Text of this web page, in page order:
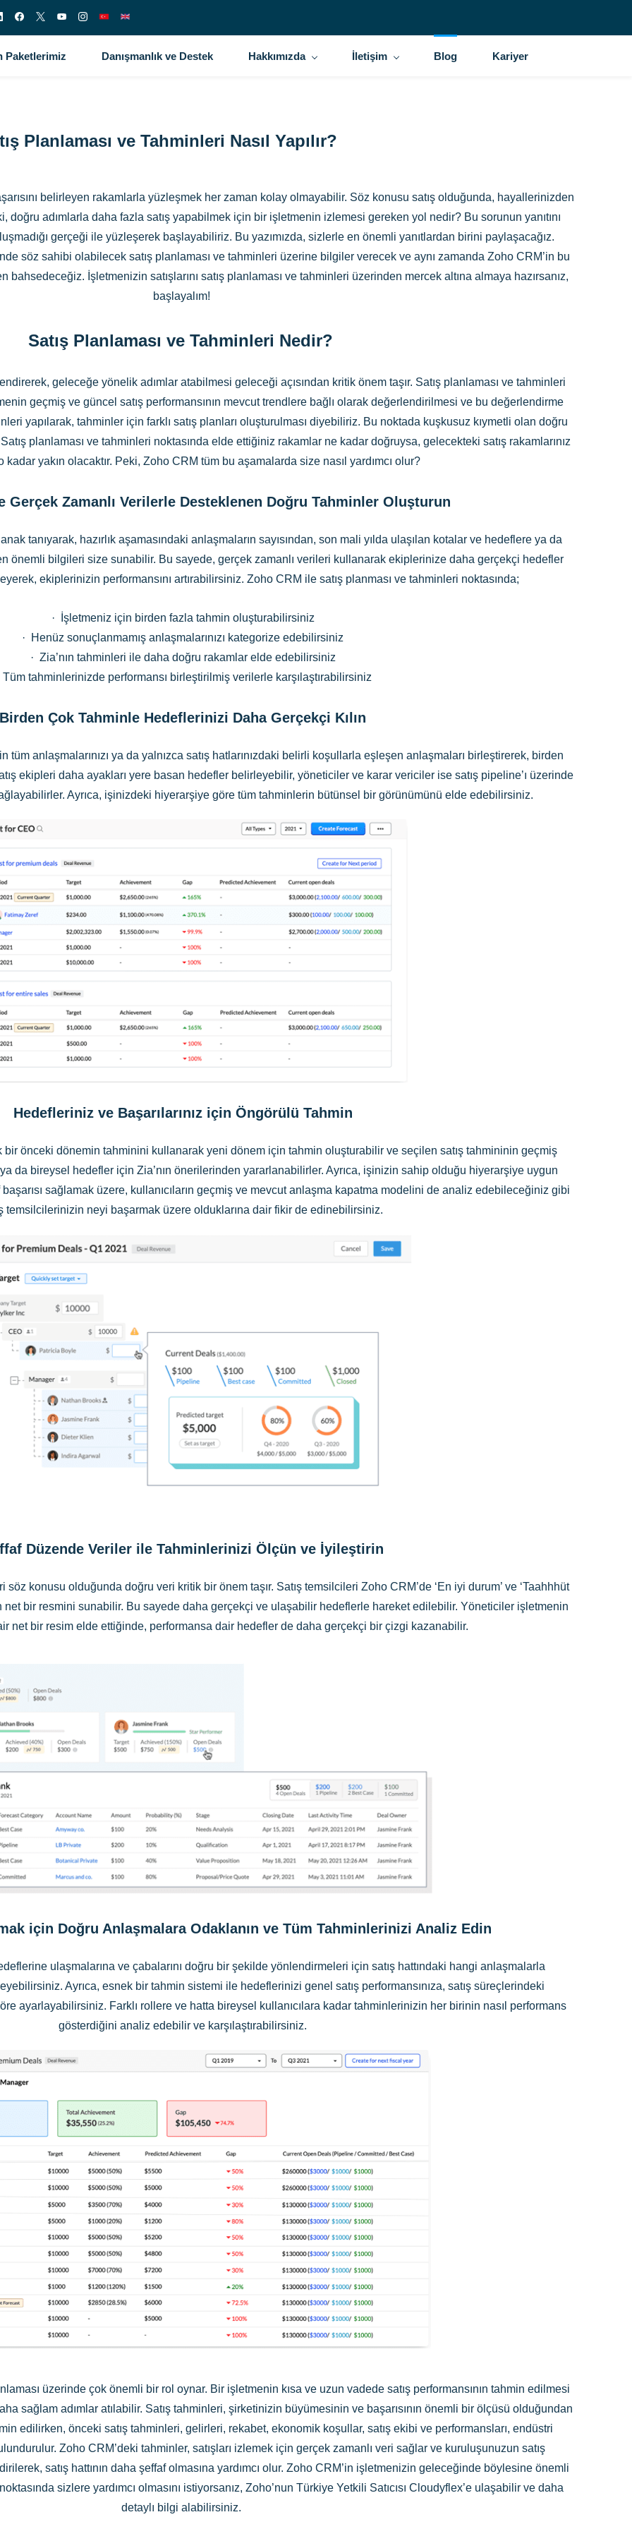
Paketlerimiz Danışmanlık ve Destek Hakkımızda İletişim Blog Kariyer
Planlaması ve Tahminleri Nasıl Yapılır?
belirleyen rakamlarla yüzleşmek her zaman kolay olmayabilir. Söz konusu satış olduğunda, hayallerinizden
doğru adımlarla daha fazla satış yapabilmek için bir işletmenin izlemesi gereken yol nedir? Bu sorunun yanıtını
gerçeği ile yüzleşerek başlayabiliriz. Bu yazımızda, sizlerle en önemli yanıtlardan birini paylaşacağız.
söz sahibi olabilecek satış planlaması ve tahminleri üzerine bilgiler verecek ve aynı zamanda Zoho CRM’in bu
İşletmenizin satışlarını satış planlaması ve tahminleri üzerinden mercek altına almaya hazırsanız,
başlayalım!
Satış Planlaması ve Tahminleri Nedir?
geleceğe yönelik adımlar atabilmesi geleceği açısından kritik önem taşır. Satış planlaması ve tahminleri
geçmiş ve güncel satış performansının mevcut trendlere bağlı olarak değerlendirilmesi ve bu değerlendirme
yapılarak, tahminler için farklı satış planları oluşturulması diyebiliriz. Bu noktada kuşkusuz kıymetli olan doğru
planlaması ve tahminleri noktasında elde ettiğiniz rakamlar ne kadar doğruysa, gelecekteki satış rakamlarınız
kadar yakın olacaktır. Peki, Zoho CRM tüm bu aşamalarda size nasıl yardımcı olur?
Gerçek Zamanlı Verilerle Desteklenen Doğru Tahminler Oluşturun
tanıyarak, hazırlık aşamasındaki anlaşmaların sayısından, son mali yılda ulaşılan kotalar ve hedeflere ya da
önemli bilgileri size sunabilir. Bu sayede, gerçek zamanlı verileri kullanarak ekiplerinize daha gerçekçi hedefler
ekiplerinizin performansını artırabilirsiniz. Zoho CRM ile satış planması ve tahminleri noktasında;
· İşletmeniz için birden fazla tahmin oluşturabilirsiniz
· Henüz sonuçlanmamış anlaşmalarınızı kategorize edebilirsiniz
· Zia’nın tahminleri ile daha doğru rakamlar elde edebilirsiniz
Tüm tahminlerinizde performansı birleştirilmiş verilerle karşılaştırabilirsiniz
Birden Çok Tahminle Hedeflerinizi Daha Gerçekçi Kılın
anlaşmalarınızı ya da yalnızca satış hatlarınızdaki belirli koşullarla eşleşen anlaşmaları birleştirerek, birden
ekipleri daha ayakları yere basan hedefler belirleyebilir, yöneticiler ve karar vericiler ise satış pipeline’ı üzerinde
Ayrıca, işinizdeki hiyerarşiye göre tüm tahminlerin bütünsel bir görünümünü elde edebilirsiniz.
Hedefleriniz ve Başarılarınız için Öngörülü Tahmin
önceki dönemin tahminini kullanarak yeni dönem için tahmin oluşturabilir ve seçilen satış tahmininin geçmiş
da bireysel hedefler için Zia’nın önerilerinden yararlanabilirler. Ayrıca, işinizin sahip olduğu hiyerarşiye uygun
sağlamak üzere, kullanıcıların geçmiş ve mevcut anlaşma kapatma modelini de analiz edebileceğiniz gibi
temsilcilerinizin neyi başarmak üzere olduklarına dair fikir de edinebilirsiniz.
Düzende Veriler ile Tahminlerinizi Ölçün ve İyileştirin
konusu olduğunda doğru veri kritik bir önem taşır. Satış temsilcileri Zoho CRM’de ‘En iyi durum’ ve ‘Taahhhüt
net bir resmini sunabilir. Bu sayede daha gerçekçi ve ulaşabilir hedeflerle hareket edilebilir. Yöneticiler işletmenin
net bir resim elde ettiğinde, performansa dair hedefler de daha gerçekçi bir çizgi kazanabilir.
için Doğru Anlaşmalara Odaklanın ve Tüm Tahminlerinizi Analiz Edin
ulaşmalarına ve çabalarını doğru bir şekilde yönlendirmeleri için satış hattındaki hangi anlaşmalarla
Ayrıca, esnek bir tahmin sistemi ile hedeflerinizi genel satış performansınıza, satış süreçlerindeki
ayarlayabilirsiniz. Farklı rollere ve hatta bireysel kullanıcılara kadar tahminlerinizin her birinin nasıl performans
gösterdiğini analiz edebilir ve karşılaştırabilirsiniz.
üzerinde çok önemli bir rol oynar. Bir işletmenin kısa ve uzun vadede satış performansının tahmin edilmesi
sağlam adımlar atılabilir. Satış tahminleri, şirketinizin büyümesinin ve başarısının önemli bir ölçüsü olduğundan
edilirken, önceki satış tahminleri, gelirleri, rekabet, ekonomik koşullar, satış ekibi ve performansları, endüstri
Zoho CRM’deki tahminler, satışları izlemek için gerçek zamanlı veri sağlar ve kuruluşunuzun satış
satış hattının daha şeffaf olmasına yardımcı olur. Zoho CRM’in işletmenizin geleceğinde böylesine önemli
sizlere yardımcı olmasını istiyorsanız, Zoho’nun Türkiye Yetkili Satıcısı Cloudyflex’e ulaşabilir ve daha
detaylı bilgi alabilirsiniz.